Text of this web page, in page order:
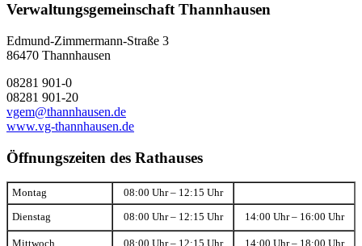
Verwaltungsgemeinschaft Thannhausen
Edmund-Zimmermann-Straße 3
86470 Thannhausen
08281 901-0
08281 901-20
vgem@thannhausen.de
www.vg-thannhausen.de
Öffnungszeiten des Rathauses
Montag 08:00 Uhr – 12:15 Uhr
Dienstag 08:00 Uhr – 12:15 Uhr 14:00 Uhr – 16:00 Uhr